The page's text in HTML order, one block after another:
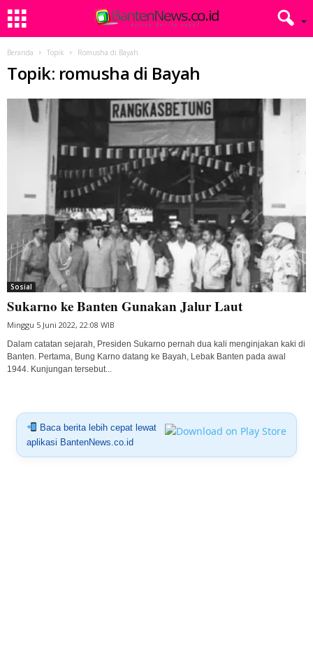
Beranda Topik Romusha di Bayah
Topik: romusha di Bayah
Sosial
Sukarno ke Banten Gunakan Jalur Laut
Minggu 5 Juni 2022, 22:08 WIB
Dalam catatan sejarah, Presiden Sukarno pernah dua kali menginjakan kaki di
Banten. Pertama, Bung Karno datang ke Bayah, Lebak Banten pada awal
1944. Kunjungan tersebut...
Baca berita lebih cepat lewat
aplikasi BantenNews.co.id